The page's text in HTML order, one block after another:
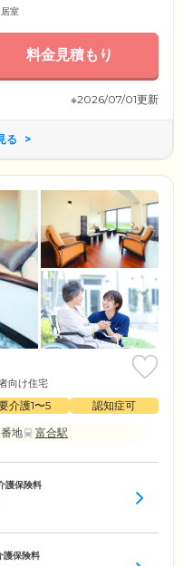
室
料金見積もり
※2026/07/01更新
る
向け住宅
介護1〜5
認知症可
地
富合駅
護保険料
護保険料